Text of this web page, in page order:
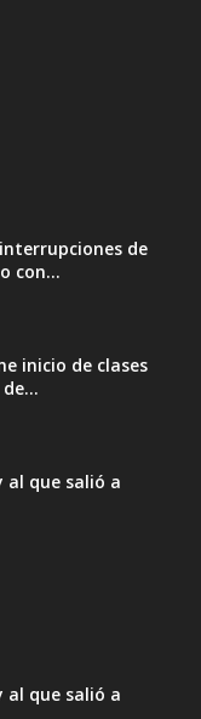
de
con...
inicio de clases
al que salió a
al que salió a